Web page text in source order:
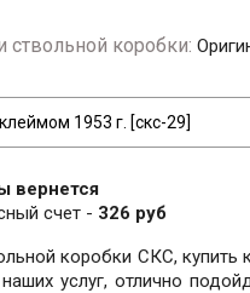
коробки:
вернется
счет - 326 руб
коробки СКС, купить
услуг, отлично